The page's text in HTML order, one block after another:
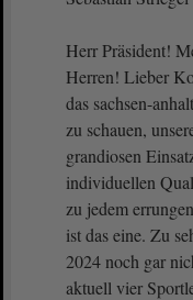
Herr Präsident!
Herren! Lieber
das sachsen-
zu schauen,
grandiosen
individuellen
zu jedem
ist das eine. Zu
2024 noch gar
aktuell vier